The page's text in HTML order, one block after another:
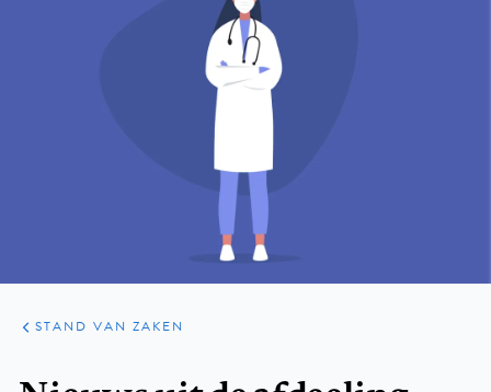
ARTIKELEN
PRAKTIJK
STAND VAN ZAKEN